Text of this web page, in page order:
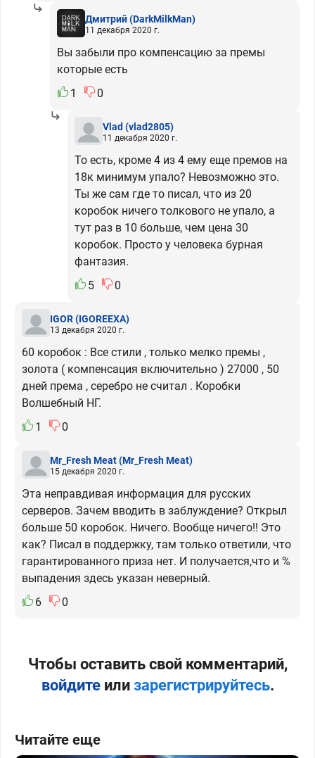
Дмитрий(DarkMilkMan)
11 декабря 2020 г.
Вы забыли про компенсацию за премы
которые есть
1
0
Vlad(vlad2805)
11 декабря 2020 г.
То есть, кроме 4 из 4 ему еще премов на
18к минимум упало? Невозможно это.
Ты же сам где то писал, что из 20
коробок ничего толкового не упало, а
тут раз в 10 больше, чем цена 30
коробок. Просто у человека бурная
фантазия.
5
0
IGOR(IGOREEXA)
13 декабря 2020 г.
60 коробок : Все стили , только мелко премы ,
золота ( компенсация включительно ) 27000 , 50
дней према , серебро не считал . Коробки
Волшебный НГ.
1
0
Mr_Fresh Meat(Mr_Fresh Meat)
15 декабря 2020 г.
Эта неправдивая информация для русских
серверов. Зачем вводить в заблуждение? Открыл
больше 50 коробок. Ничего. Вообще ничего!! Это
как? Писал в поддержку, там только ответили, что
гарантированного приза нет. И получается,что и %
выпадения здесь указан неверный.
6
0
Чтобы оставить свой комментарий,
войдитеили зарегистрируйтесь.
Читайте еще